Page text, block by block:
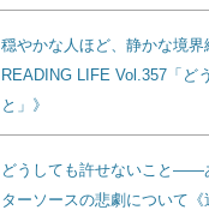
穏やかな人ほど、静かな境
READING LIFE Vol.357「ど
と」》
どうしても許せないこと——
ターソースの悲劇について